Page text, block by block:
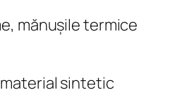
mănușile termice
sintetic